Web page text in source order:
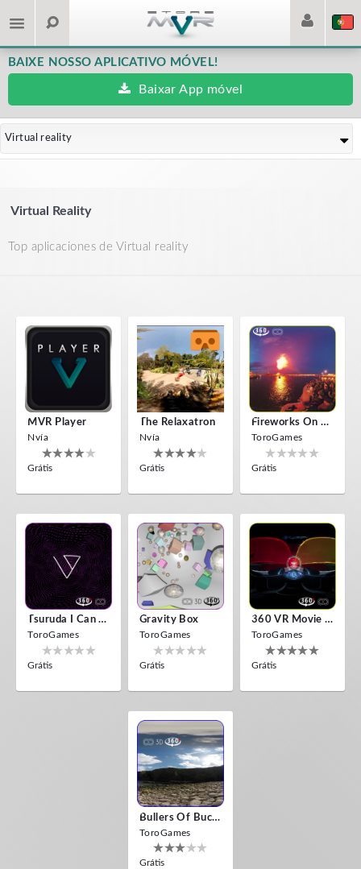
BAIXE NOSSO APLICATIVO MÓVEL!
Baixar App móvel
Virtual reality
Virtual Reality
Top aplicaciones de Virtual reality
MVR Player
Nvía
Grátis
The Relaxatron
Nvía
Grátis
Fireworks On Victory Day
ToroGames
Grátis
Tsuruda I Can Get Really Crazy
ToroGames
Grátis
Gravity Box
ToroGames
Grátis
360 VR Movie Experience
ToroGames
Grátis
Bullers Of Buchan Aberdeen
ToroGames
Grátis